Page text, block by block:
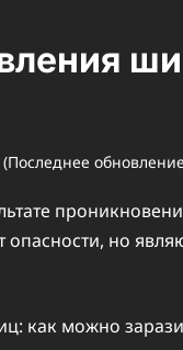
опасности, но